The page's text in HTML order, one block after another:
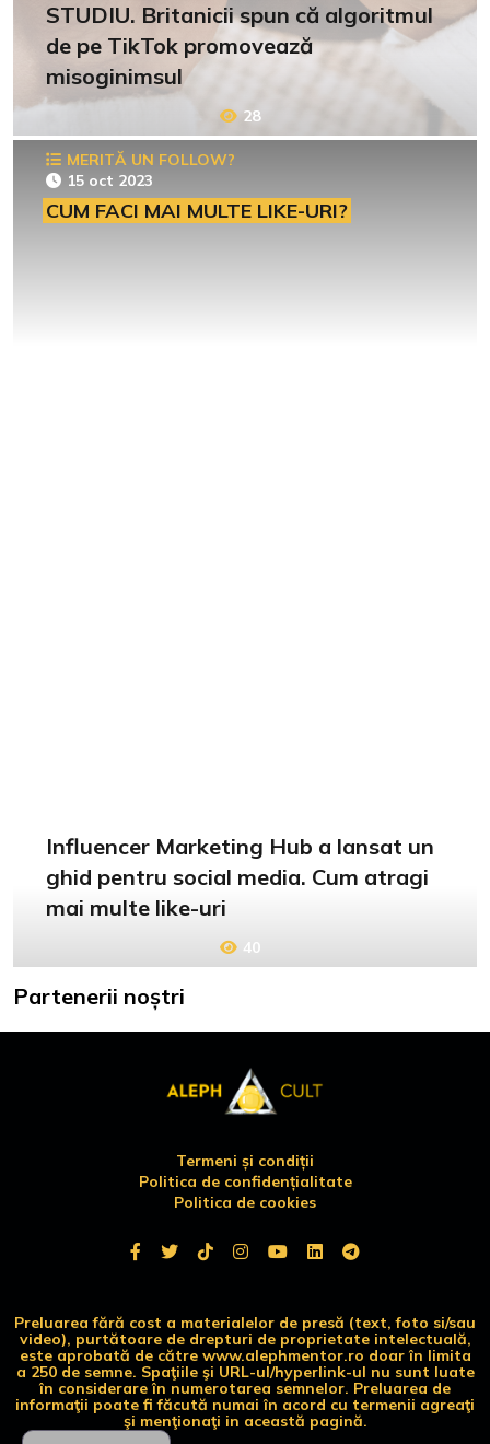
STUDIU. Britanicii spun că algoritmul
de pe TikTok promovează
misoginimsul
28
MERITĂ UN FOLLOW?
15 oct 2023
CUM FACI MAI MULTE LIKE-URI?
Influencer Marketing Hub a lansat un
ghid pentru social media. Cum atragi
mai multe like-uri
40
Partenerii noștri
Termeni și condiții
Politica de confidențialitate
Politica de cookies
Preluarea fără cost a materialelor de presă (text, foto si/sau
video), purtătoare de drepturi de proprietate intelectuală,
este aprobată de către www.alephmentor.ro doar în limita
a 250 de semne. Spaţiile şi URL-ul/hyperlink-ul nu sunt luate
în considerare în numerotarea semnelor. Preluarea de
informaţii poate fi făcută numai în acord cu termenii agreaţi
şi menţionaţi in această pagină.